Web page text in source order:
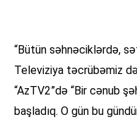
“Bütün səhnəciklərdə,
Televiziya təcrübəmiz
“AzTV2”də “Bir cənub
başladıq. O gün bu